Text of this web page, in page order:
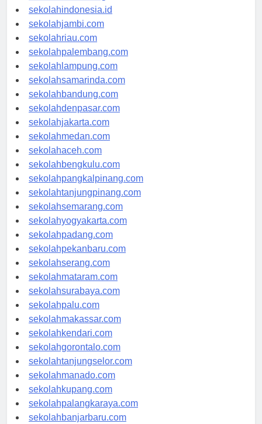
rsud-indonesia.org
sekolahindonesia.id
sekolahjambi.com
sekolahriau.com
sekolahpalembang.com
sekolahlampung.com
sekolahsamarinda.com
sekolahbandung.com
sekolahdenpasar.com
sekolahjakarta.com
sekolahmedan.com
sekolahaceh.com
sekolahbengkulu.com
sekolahpangkalpinang.com
sekolahtanjungpinang.com
sekolahsemarang.com
sekolahyogyakarta.com
sekolahpadang.com
sekolahpekanbaru.com
sekolahserang.com
sekolahmataram.com
sekolahsurabaya.com
sekolahpalu.com
sekolahmakassar.com
sekolahkendari.com
sekolahgorontalo.com
sekolahtanjungselor.com
sekolahmanado.com
sekolahkupang.com
sekolahpalangkaraya.com